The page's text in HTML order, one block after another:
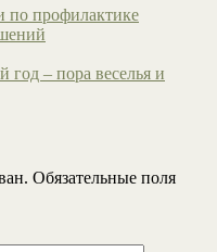
по профилактике
– пора веселья и
Обязательные поля